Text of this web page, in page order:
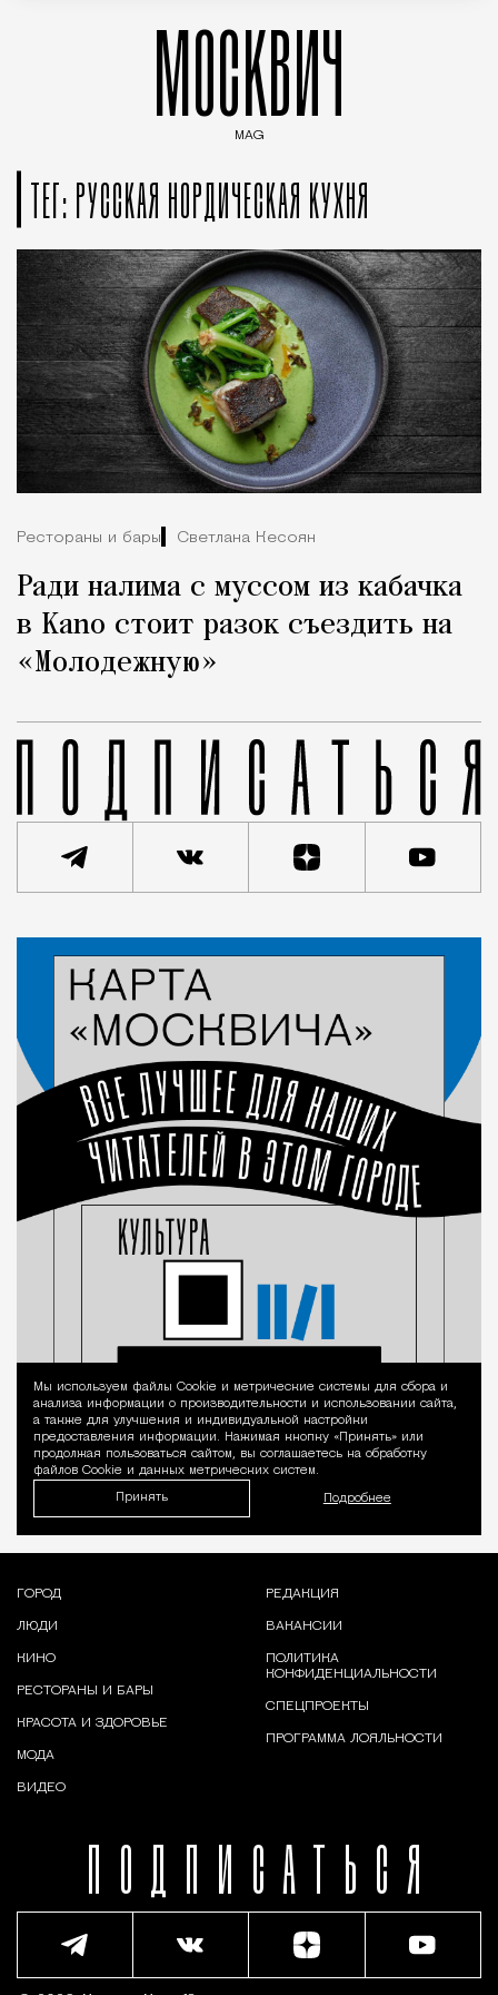
МОСКВИЧ
MAG
ТЕГ: РУССКАЯ НОРДИЧЕСКАЯ КУХНЯ
Рестораны и бары Светлана Кесоян
Ради налима с муссом из кабачка
в Kano стоит разок съездить на
«Молодежную»
Уведомление
Мы используем файлы Сookie и метрические системы для сбора и
анализа информации о производительности и использовании сайта,
а также для улучшения и индивидуальной настройки
предоставления информации. Нажимая кнопку «Принять» или
продолжая пользоваться сайтом, вы соглашаетесь на обработку
файлов Cookie и данных метрических систем.
Принять Подробнее
ПОДПИСАТЬСЯ
ГОРОД
ЛЮДИ
КИНО
РЕСТОРАНЫ И БАРЫ
КРАСОТА И ЗДОРОВЬЕ
МОДА
ВИДЕО
РЕДАКЦИЯ
ВАКАНСИИ
ПОЛИТИКА
КОНФИДЕНЦИАЛЬНОСТИ
СПЕЦПРОЕКТЫ
ПРОГРАММА ЛОЯЛЬНОСТИ